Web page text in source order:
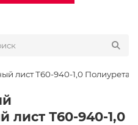
лист Т60-940-1,0 Полиуретан
Т60-940-1,0